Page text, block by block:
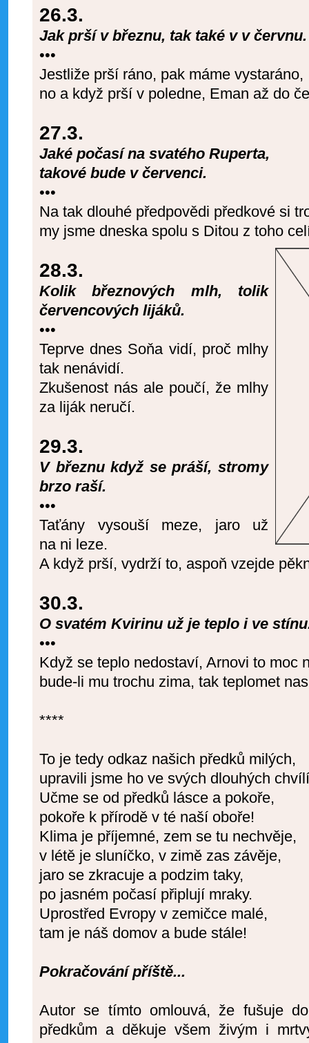
26.3.
Jak prší v březnu, tak také v v červnu.
•••
Jestliže prší ráno, pak máme vystaráno,
no a když prší v poledne, Eman až do
27.3.
Jaké počasí na svatého Ruperta,
takové bude v červenci.
•••
Na tak dlouhé předpovědi předkové si
my jsme dneska spolu s Ditou z toho
28.3.
Kolik březnových mlh, tolik
červencových lijáků.
•••
Teprve dnes Soňa vidí, proč mlhy
tak nenávidí.
Zkušenost nás ale poučí, že mlhy
za liják neručí.
29.3.
V březnu když se práší, stromy
brzo raší.
•••
Taťány vysouší meze, jaro už
na ni leze.
A když prší, vydrží to, aspoň vzejde
30.3.
O svatém Kvirinu už je teplo i ve
•••
Když se teplo nedostaví, Arnovi to moc
bude-li mu trochu zima, tak teplomet
****
To je tedy odkaz našich předků milých,
upravili jsme ho ve svých dlouhých
Učme se od předků lásce a pokoře,
pokoře k přírodě v té naší oboře!
Klima je příjemné, zem se tu nechvěje,
v létě je sluníčko, v zimě zas závěje,
jaro se zkracuje a podzim taky,
po jasném počasí připlují mraky.
Uprostřed Evropy v zemičce malé,
tam je náš domov a bude stále!
Pokračování příště...
Autor se tímto omlouvá, že fušuje
předkům a děkuje všem živým i